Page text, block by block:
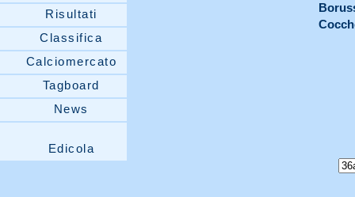
Risultati
Classifica
Calciomercato
Tagboard
News
Edicola